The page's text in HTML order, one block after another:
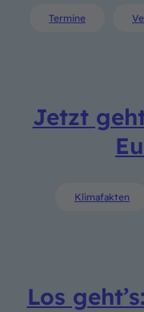
Termine
Jetzt
Klimafakten
Los